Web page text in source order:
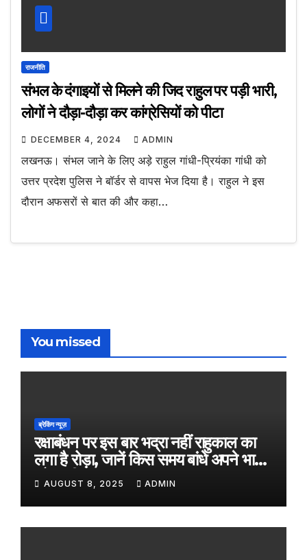
राजनीति
संभल के दंगाइयों से मिलने की जिद राहुल पर पड़ी भारी,
लोगों ने दौड़ा-दौड़ा कर कांग्रेसियों को पीटा
DECEMBER 4, 2024 ADMIN
लखनऊ। संभल जाने के लिए अड़े राहुल गांधी-प्रियंका गांधी को
उत्तर प्रदेश पुलिस ने बॉर्डर से वापस भेज दिया है। राहुल ने इस
दौरान अफसरों से बात की और कहा…
You missed
ब्रेकिंग न्यूज़
रक्षाबंधन पर इस बार भद्रा नहीं राहुकाल का
लगा है रोड़ा, जानें किस समय बांधे अपने भाई
को राखी
AUGUST 8, 2025 ADMIN